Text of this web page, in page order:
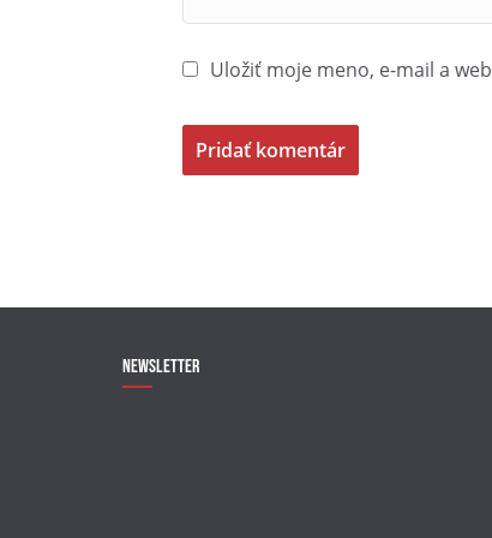
Uložiť moje meno, e-mail a
Newsletter